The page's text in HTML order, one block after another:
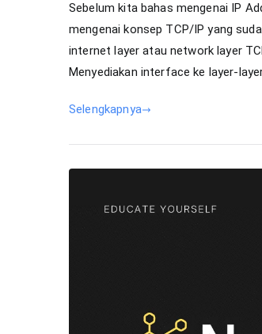
Sebelum kita bahas mengenai IP
mengenai konsep TCP/IP yang
internet layer atau network layer
Menyediakan interface ke layer-
Selengkapnya